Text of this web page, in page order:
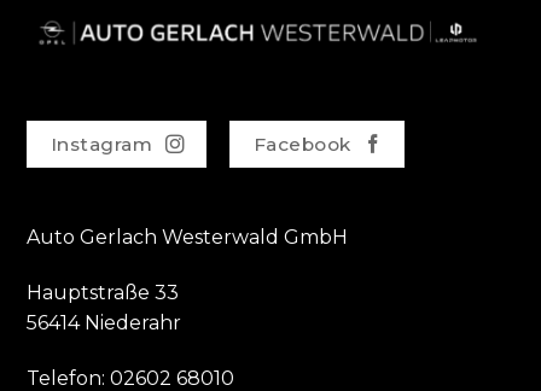
Instagram Facebook
Auto Gerlach Westerwald GmbH
Hauptstraße 33
56414 Niederahr
Telefon:02602 68010